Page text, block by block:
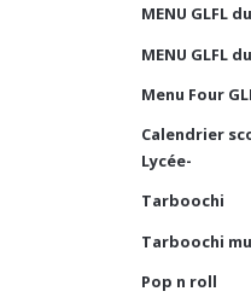
MENU GLFL
MENU GLFL
Menu Four
Calendrier
Lycée-
Tarboochi
Tarboochi
Pop n roll